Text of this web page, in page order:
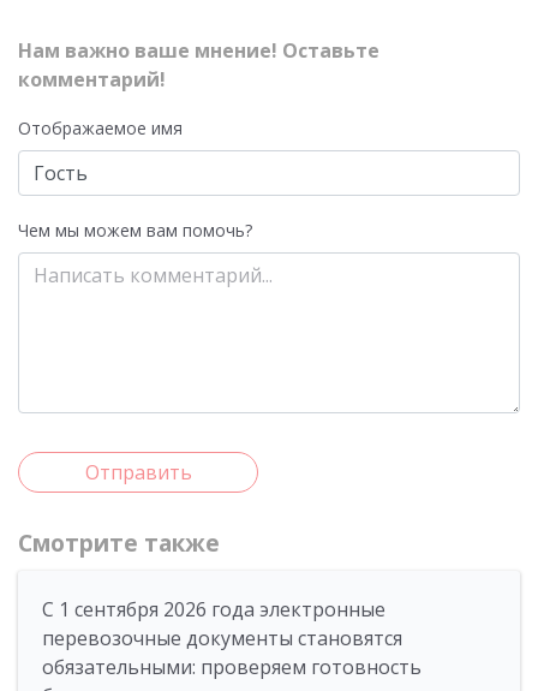
Нам важно ваше мнение! Оставьте
комментарий!
Отображаемое имя
Чем мы можем вам помочь?
Отправить
Смотрите также
С 1 сентября 2026 года электронные
перевозочные документы становятся
обязательными: проверяем готовность